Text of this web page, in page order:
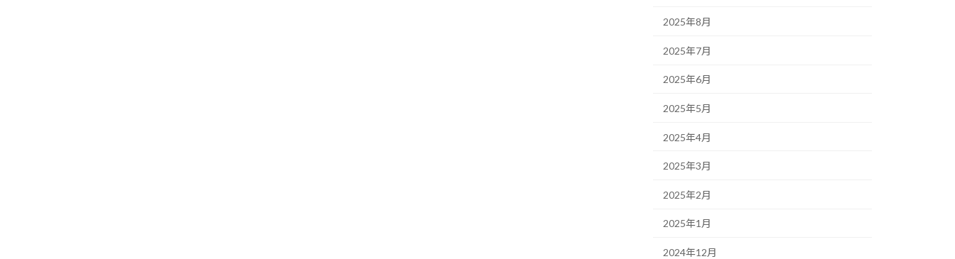
2025年8月
2025年7月
2025年6月
2025年5月
2025年4月
2025年3月
2025年2月
2025年1月
2024年12月